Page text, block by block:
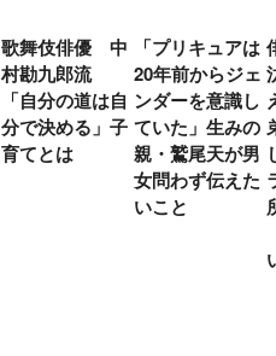
歌舞伎俳優 中
村勘九郎流
「自分の道は自
分で決める」子
育てとは
「プリキュアは
20年前からジェ
ンダーを意識し
ていた」生みの
親・鷲尾天が男
女問わず伝えた
いこと